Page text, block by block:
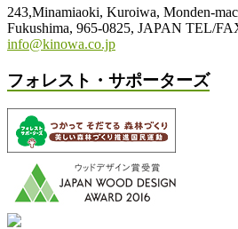
243,Minamiaoki, Kuroiwa, Monden-
Fukushima, 965-0825, JAPAN TEL/
info@kinowa.co.jp
フォレスト・サポーターズ